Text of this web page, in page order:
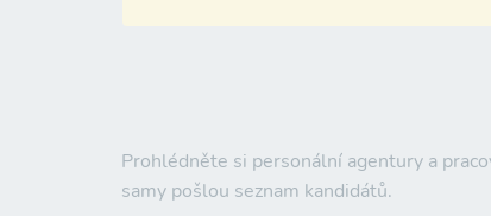
Prohlédněte si personální agentury a
samy pošlou seznam kandidátů.